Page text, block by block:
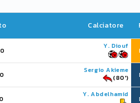
Calciatore
Y. Diouf
Sergio Akieme
(80')
Y. Abdelhamid